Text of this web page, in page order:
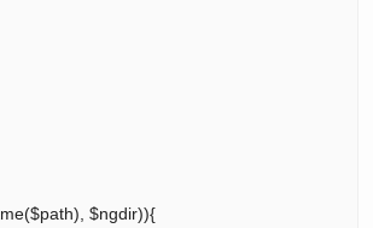
$ngdir)){